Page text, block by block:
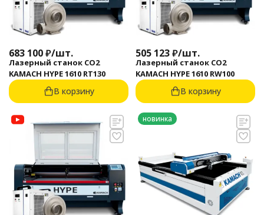
683 100₽/шт.
Лазерный станок CO2
KAMACH HYPE 1610 RT130
В корзину
505 123₽/шт.
Лазерный станок CO2
KAMACH HYPE 1610 RW100
В корзину
новинка